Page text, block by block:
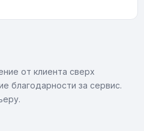
от клиента сверх
благодарности за сервис.